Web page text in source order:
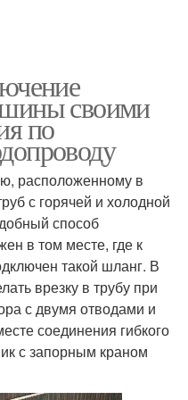
своими
по
расположенному в
с горячей и холодной
способ
в том месте, где к
такой шланг. В
врезку в трубу при
с двумя отводами и
соединения гибкого
с запорным краном